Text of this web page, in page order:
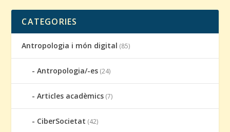
CATEGORIES
Antropologia i món digital (85)
Antropologia/-es (24)
Articles acadèmics (7)
CiberSocietat (42)